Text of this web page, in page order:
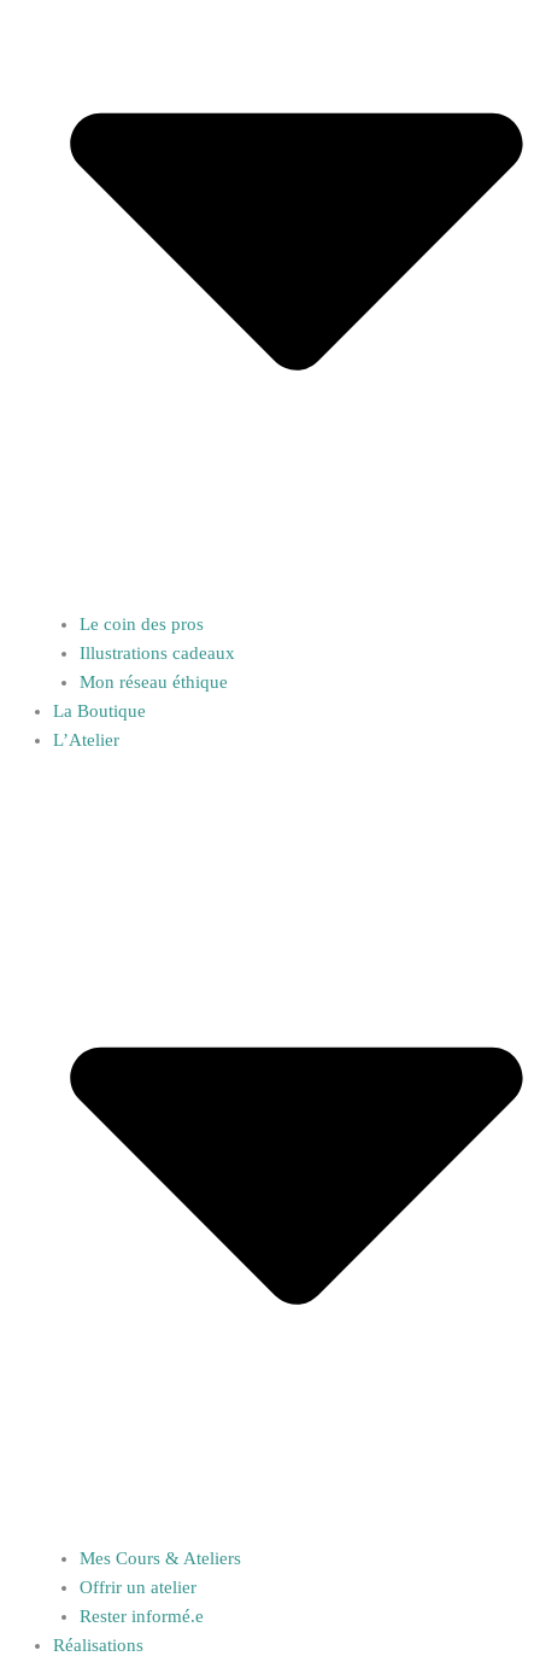
Le coin des pros
Illustrations cadeaux
Mon réseau éthique
La Boutique
L’Atelier
Mes Cours & Ateliers
Offrir un atelier
Rester informé.e
Réalisations